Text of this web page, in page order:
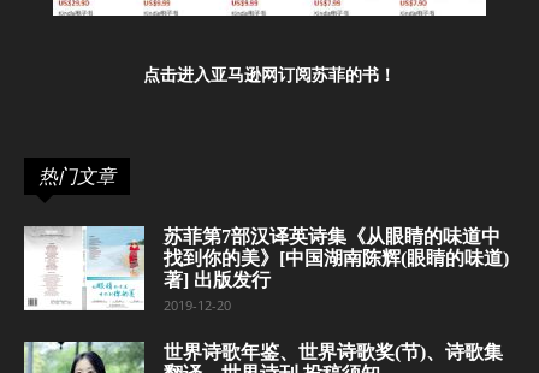
点击进入亚马逊网订阅苏菲的书！
热门文章
苏菲第7部汉译英诗集《从眼睛的味道中
找到你的美》[中国湖南陈辉(眼睛的味道)
著] 出版发行
2019-12-20
世界诗歌年鉴、世界诗歌奖(节)、诗歌集